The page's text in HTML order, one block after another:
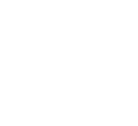
je možné od 15:00 hodin,
(klimatizovaná). Wi-Fi je hotelovým
bezbariérové koupelny. Služba praní
Zde jsou k dispozici